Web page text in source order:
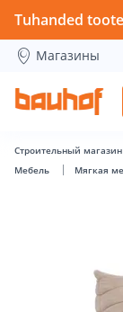
PUHKETOOL
Tuhanded
Магазины
Строительный
Мебель
Мягкая